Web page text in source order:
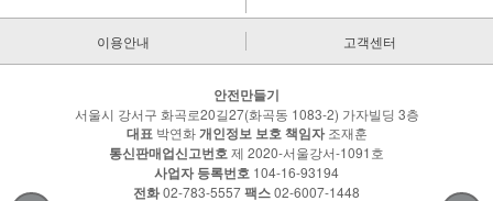
이용안내 고객센터
안전만들기
서울시 강서구 화곡로20길27(화곡동 1083-2) 가자빌딩 3층
대표 박연화개인정보 보호 책임자조재훈
통신판매업신고번호제 2020-서울강서-1091호
사업자 등록번호 104-16-93194
전화02-783-5557팩스02-6007-1448